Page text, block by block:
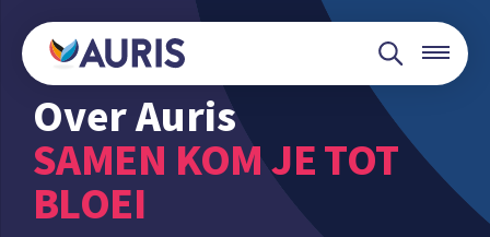
Over Auris
SAMEN KOM JE TOT
BLOEI